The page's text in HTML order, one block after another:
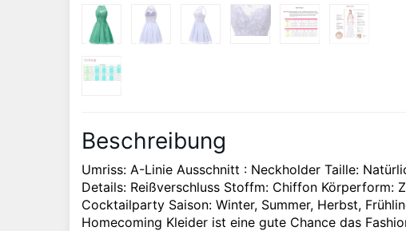
Beschreibung
Umriss: A-Linie Ausschnitt : Neckholder Taille:
Details: Reißverschluss Stoffm: Chiffon Körperform:
Cocktailparty Saison: Winter, Summer, Herbst,
Homecoming Kleider ist eine gute Chance das